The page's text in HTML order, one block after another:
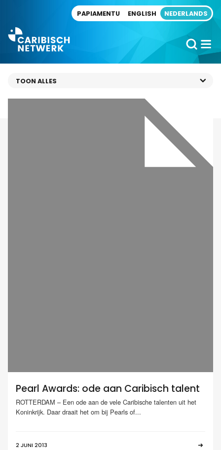
PAPIAMENTU ENGLISH NEDERLANDS
Pearl Awards: ode aan Caribisch talent
ROTTERDAM – Een ode aan de vele Caribische talenten uit het
Koninkrijk. Daar draait het om bij Pearls of...
2 JUNI 2013